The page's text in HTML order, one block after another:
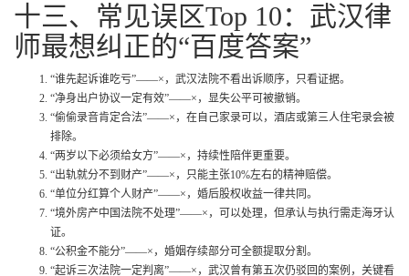
十三、常见误区Top 10：武汉律
师最想纠正的“百度答案”
“谁先起诉谁吃亏”——×，武汉法院不看出诉顺序，只看证据。
“净身出户协议一定有效”——×，显失公平可被撤销。
“偷偷录音肯定合法”——×，在自己家录可以，酒店或第三人住宅录会被
排除。
“两岁以下必须给女方”——×，持续性陪伴更重要。
“出轨就分不到财产”——×，只能主张10%左右的精神赔偿。
“单位分红算个人财产”——×，婚后股权收益一律共同。
“境外房产中国法院不处理”——×，可以处理，但承认与执行需走海牙认
证。
“公积金不能分”——×，婚姻存续部分可全额提取分割。
“起诉三次法院一定判离”——×，武汉曾有第五次仍驳回的案例，关键看